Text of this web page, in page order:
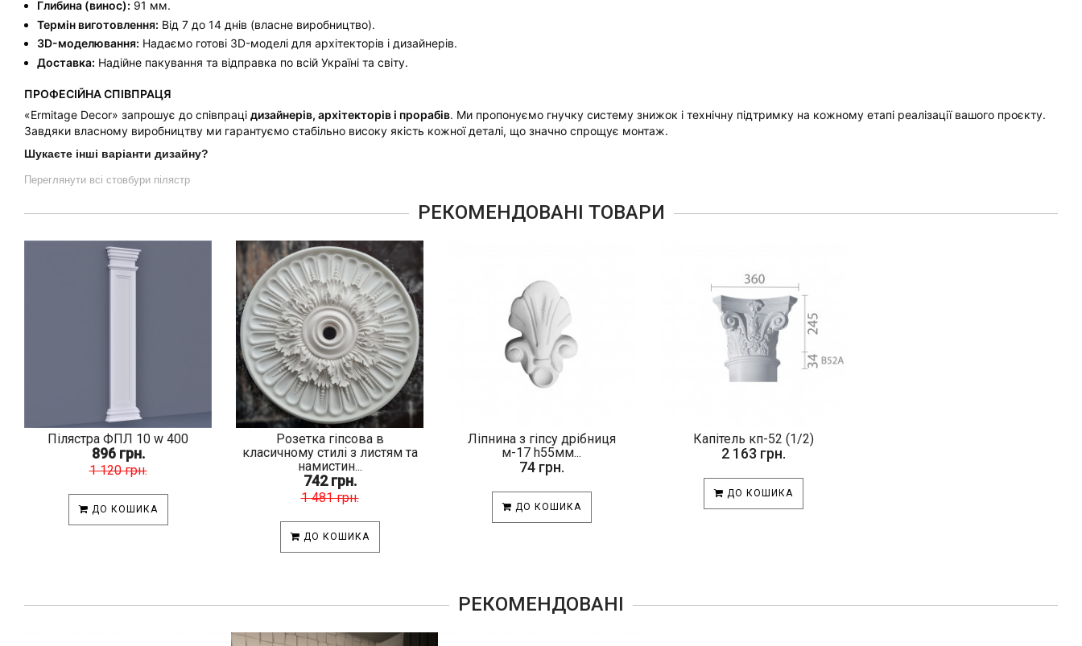
Глибина (винос): 91 мм.
Термін виготовлення: Від 7 до 14 днів (власне виробництво).
3D-моделювання: Надаємо готові 3D-моделі для архітекторів і дизайнерів.
Доставка: Надійне пакування та відправка по всій Україні та світу.
ПРОФЕСІЙНА СПІВПРАЦЯ
«Ermitage Decor» запрошує до співпраці дизайнерів, архітекторів і прорабів. Ми пропонуємо гнучку систему знижок і технічну підтримку на кожному етапі реалізації вашого проєкту.
Завдяки власному виробництву ми гарантуємо стабільно високу якість кожної деталі, що значно спрощує монтаж.
Шукаєте інші варіанти дизайну?
Переглянути всі стовбури пілястр
РЕКОМЕНДОВАНІ ТОВАРИ
Пілястра ФПЛ 10 w 400
896 грн.
1 120 грн.
ДО КОШИКА
Розетка гіпсова в
класичному стилі з листям та
намистин...
742 грн.
1 481 грн.
ДО КОШИКА
Ліпнина з гіпсу дрібниця
м-17 h55мм...
74 грн.
ДО КОШИКА
Капітель кп-52 (1/2)
2 163 грн.
ДО КОШИКА
РЕКОМЕНДОВАНІ